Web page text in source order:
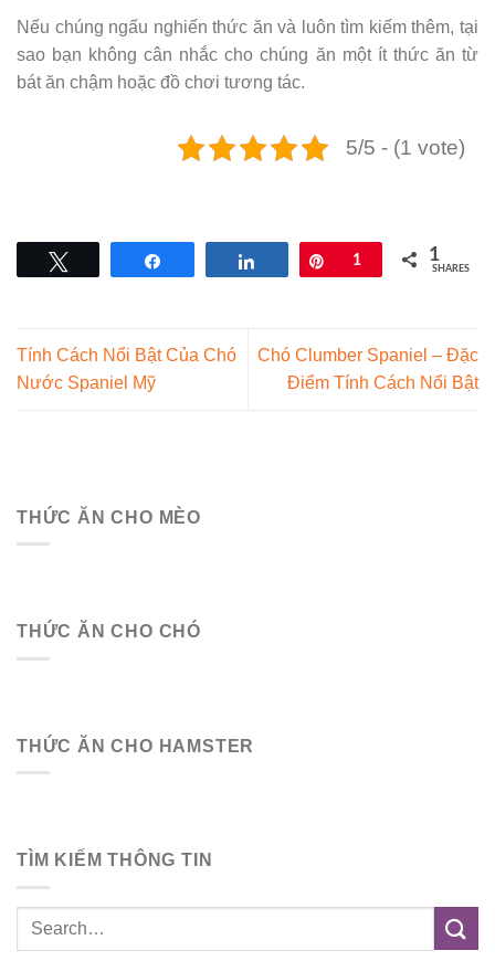
Nếu chúng ngấu nghiến thức ăn và luôn tìm kiếm thêm, tại
sao bạn không cân nhắc cho chúng ăn một ít thức ăn từ
bát ăn chậm hoặc đồ chơi tương tác.
5/5 - (1 vote)
Pin
1 1
SHARES
Tính Cách Nổi Bật Của Chó
Nước Spaniel Mỹ
Chó Clumber Spaniel – Đặc
Điểm Tính Cách Nổi Bật
THỨC ĂN CHO MÈO
THỨC ĂN CHO CHÓ
THỨC ĂN CHO HAMSTER
TÌM KIẾM THÔNG TIN